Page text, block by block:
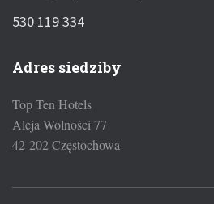
530 119 334
Adres siedziby
Top Ten Hotels
Aleja Wolności 77
42-202 Częstochowa